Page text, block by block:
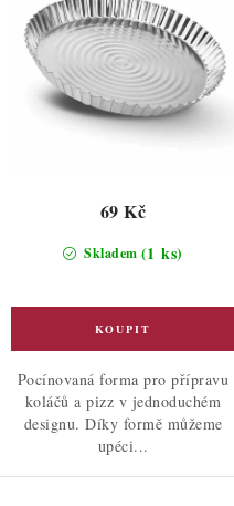
Skladem (1 ks)
69 Kč
Pocínovaná forma pro přípravu
koláčů a pizz v jednoduchém
designu. Díky formě můžeme
upéci...